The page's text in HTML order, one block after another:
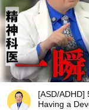
[ASD/ADHD]
Having a